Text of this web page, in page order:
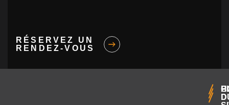
RÉSERVEZ UN
RENDEZ-VOUS